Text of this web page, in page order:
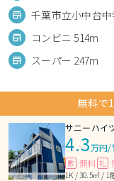
千葉市立小中台
コンビニ 514m
スーパー 247m
無料で
サニーハイ
4.3万円/
敷 無料 礼
1K / 30.5㎡ / 1